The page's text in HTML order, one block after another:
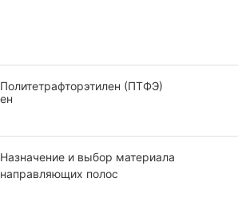
Политетрафторэтилен (ПТФЭ)
Назначение и выбор материала
направляющих полос